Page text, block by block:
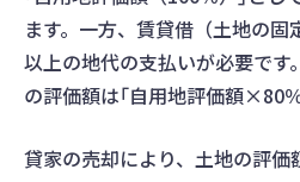
ます。一方、賃貸借（土地の
以上の地代の支払いが必要です
の評価額は｢自用地評価額×80％
貸家の売却により、土地の評